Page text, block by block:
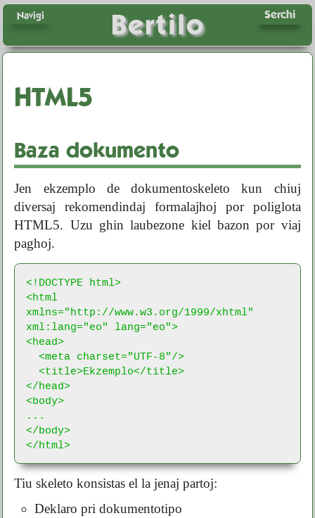
Bertilo Serchi
Navigi
HTML5
Baza dokumento
Jen ekzemplo de dokumentoskeleto kun chiuj
diversaj rekomendindaj formalajhoj por poliglota
HTML5. Uzu ghin laubezone kiel bazon por viaj
paghoj.
<!DOCTYPE html>
<html
xmlns="http://www.w3.org/1999/xhtml"
xml:lang="eo" lang="eo">
<head>
</head>
<body>
...
</body>
</html>
Tiu skeleto konsistas el la jenaj partoj:
Deklaro pri dokumentotipo